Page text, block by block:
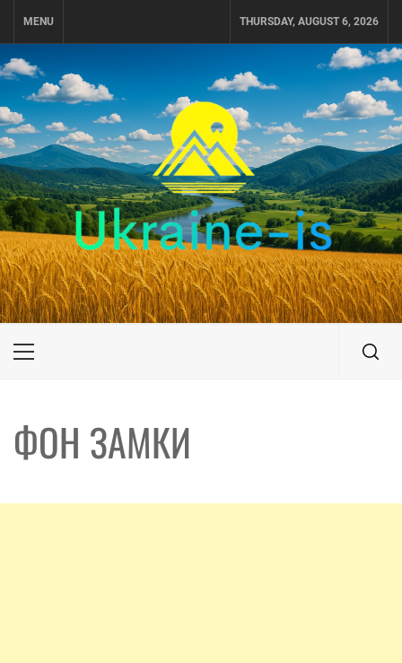
MENU THURSDAY, AUGUST 6, 2026
UKRAINE-IS
ПУТЕШЕСТВИЕ ПО УКРАИНЕ
Primary
ФОН ЗАМКИ